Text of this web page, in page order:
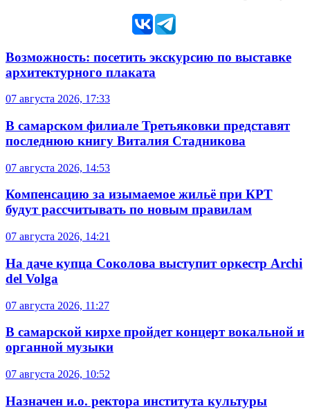
Возможность: посетить экскурсию по выставке
архитектурного плаката
07 августа 2026, 17:33
В самарском филиале Третьяковки представят
последнюю книгу Виталия Стадникова
07 августа 2026, 14:53
Компенсацию за изымаемое жильё при КРТ
будут рассчитывать по новым правилам
07 августа 2026, 14:21
На даче купца Соколова выступит оркестр Archi
del Volga
07 августа 2026, 11:27
В самарской кирхе пройдет концерт вокальной и
органной музыки
07 августа 2026, 10:52
Назначен и.о. ректора института культуры